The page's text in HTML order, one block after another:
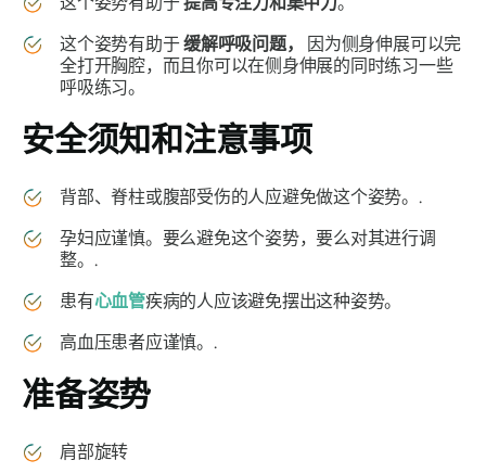
这个姿势有助于缓解呼吸问题，
因为侧身伸展可以完
全打开胸腔，而且你可以在侧身伸展的同时练习一些
呼吸练习。
安全须知和注意事项
背部、脊柱或腹部受伤的人应避免做这个姿势。.
孕妇应谨慎。要么避免这个姿势，要么对其进行调
整。.
患有心血管疾病的人应该避免摆出这种姿势。
高血压患者应谨慎。.
准备姿势
肩部旋转